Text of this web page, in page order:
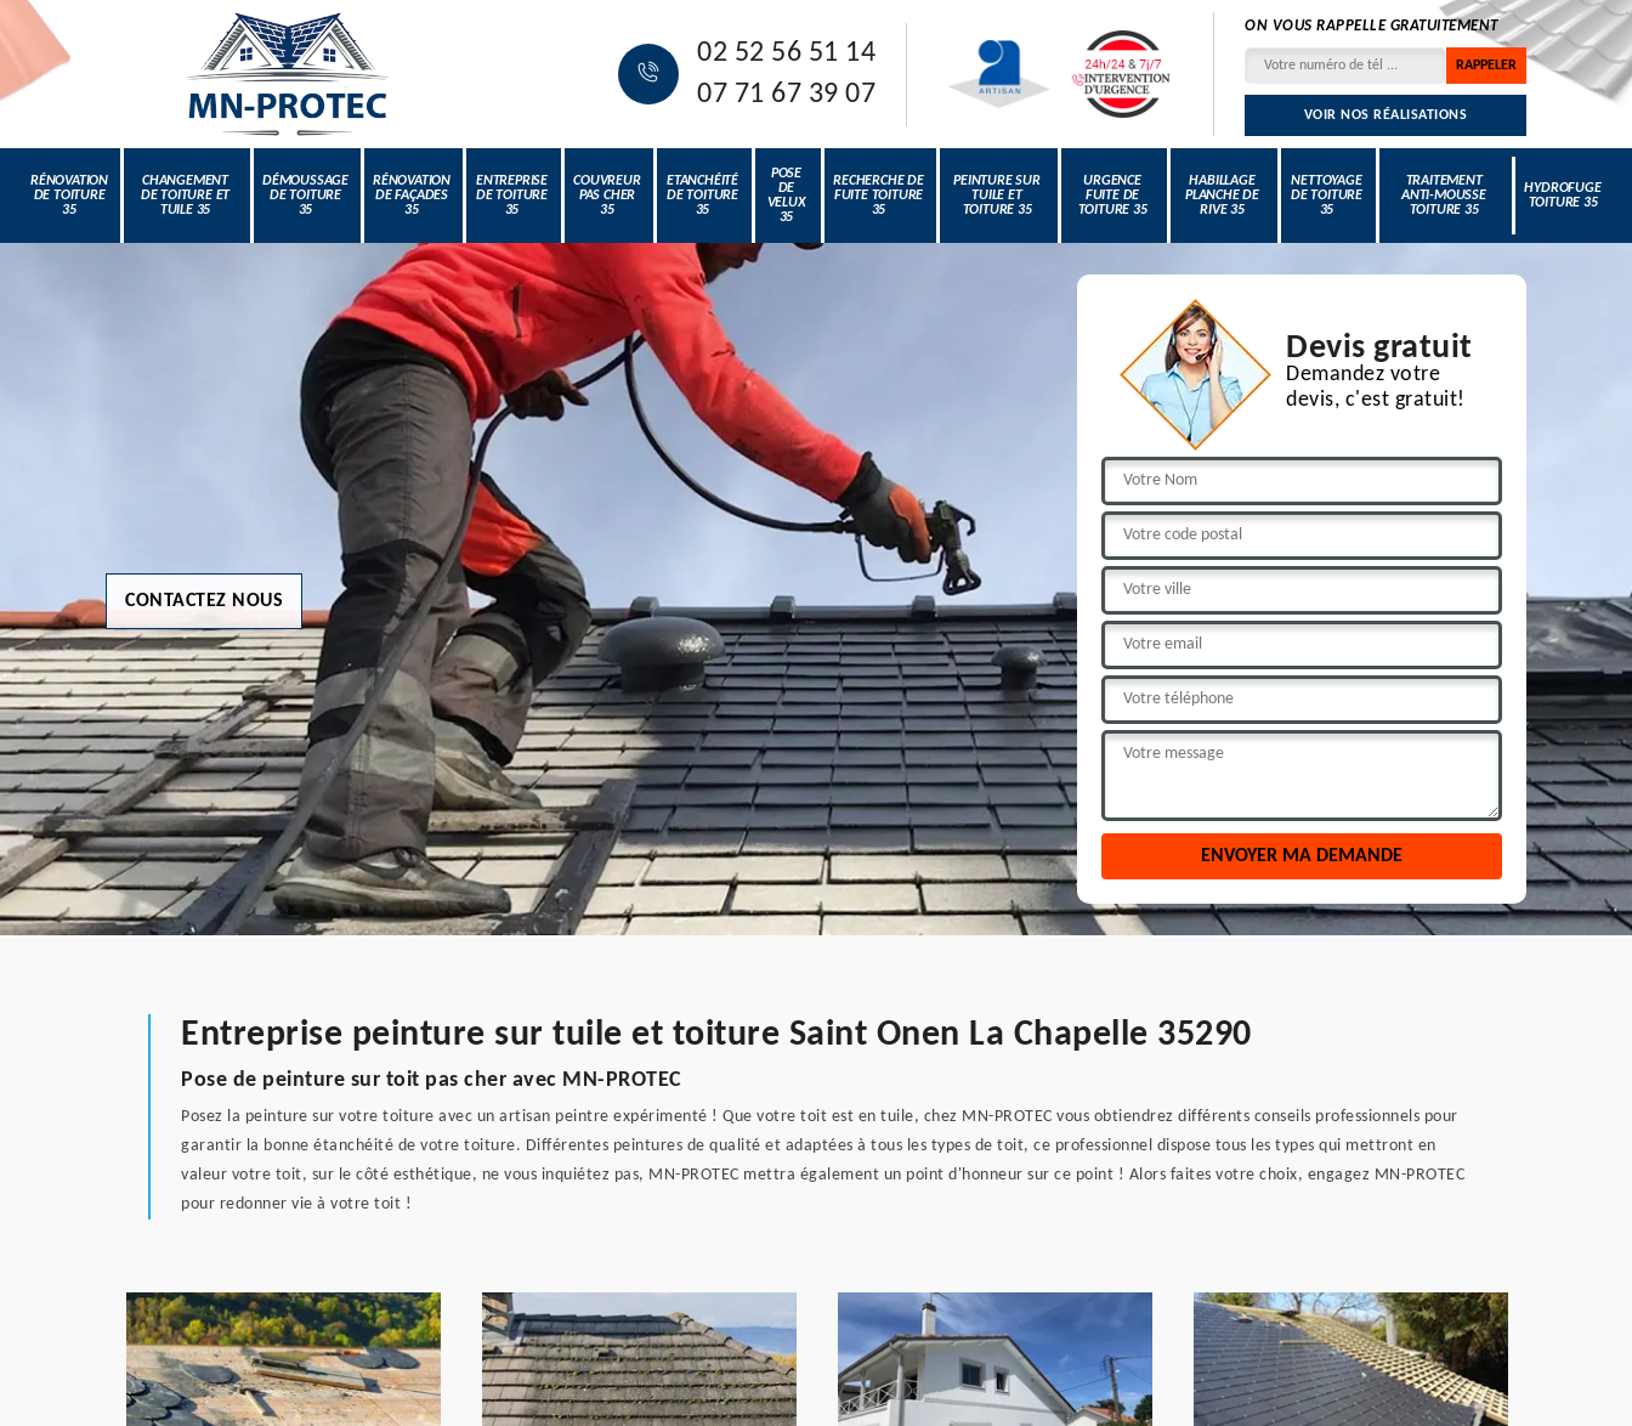
02 52 56 51 14
07 71 67 39 07
ON VOUS RAPPELLE GRATUITEMENT
VOIR NOS RÉALISATIONS
RÉNOVATION
DE TOITURE
35
CHANGEMENT
DE TOITURE ET
TUILE 35
DÉMOUSSAGE
DE TOITURE
35
RÉNOVATION
DE FAÇADES
35
ENTREPRISE
DE TOITURE
35
COUVREUR
PAS CHER
35
ETANCHÉITÉ
DE TOITURE
35
POSE
DE
VELUX
35
RECHERCHE DE
FUITE TOITURE
35
PEINTURE SUR
TUILE ET
TOITURE 35
URGENCE
FUITE DE
TOITURE 35
HABILLAGE
PLANCHE DE
RIVE 35
NETTOYAGE
DE TOITURE
35
TRAITEMENT
ANTI-MOUSSE
TOITURE 35
HYDROFUGE
TOITURE 35
CONTACTEZ NOUS
Devis gratuit
Demandez votre
devis, c'est gratuit!
Entreprise peinture sur tuile et toiture Saint Onen La Chapelle 35290
Pose de peinture sur toit pas cher avec MN-PROTEC
Posez la peinture sur votre toiture avec un artisan peintre expérimenté ! Que votre toit est en tuile, chez MN-PROTEC vous obtiendrez différents conseils professionnels pour
garantir la bonne étanchéité de votre toiture. Différentes peintures de qualité et adaptées à tous les types de toit, ce professionnel dispose tous les types qui mettront en
valeur votre toit, sur le côté esthétique, ne vous inquiétez pas, MN-PROTEC mettra également un point d'honneur sur ce point ! Alors faites votre choix, engagez MN-PROTEC
pour redonner vie à votre toit !